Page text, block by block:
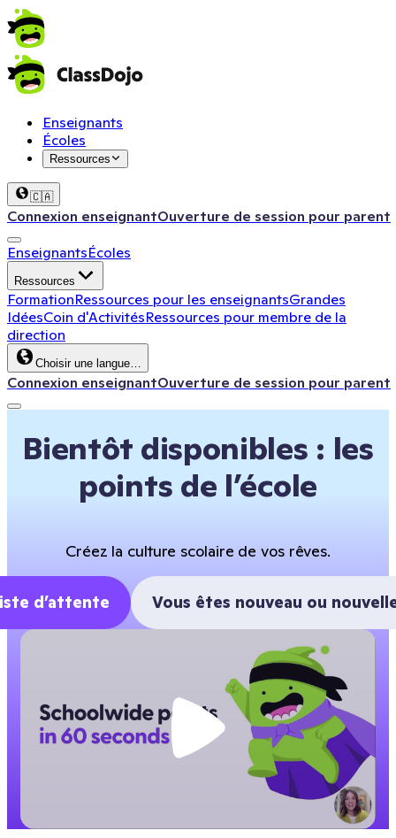
Enseignants
Écoles
Ressources
🇨🇦
Connexion enseignantOuverture de session pour parent
EnseignantsÉcoles
Ressources
FormationRessources pour les enseignantsGrandes
IdéesCoin d'ActivitésRessources pour membre de la
direction
Choisir une langue…
Connexion enseignantOuverture de session pour parent
Bientôt disponibles : les
points de l’école
Créez la culture scolaire de vos rêves.
d’attente Vous êtes nouveau ou